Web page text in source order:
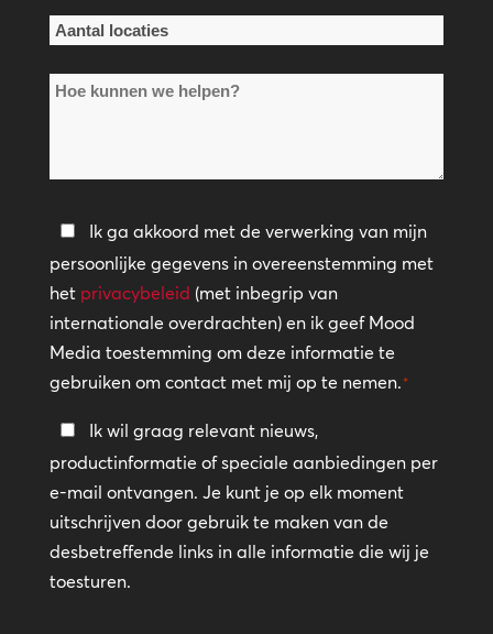
Aantal
*Hoe
helpen?
Privacybeleid
*
Ik ga akkoord met de verwerking van mijn
persoonlijke gegevens in overeenstemming met
het privacybeleid (met inbegrip van
internationale overdrachten) en ik geef Mood
Media toestemming om deze informatie te
gebruiken om contact met mij op te nemen.*
Blijf
in
contact
Ik wil graag relevant nieuws,
productinformatie of speciale aanbiedingen per
e-mail ontvangen. Je kunt je op elk moment
uitschrijven door gebruik te maken van de
desbetreffende links in alle informatie die wij je
toesturen.